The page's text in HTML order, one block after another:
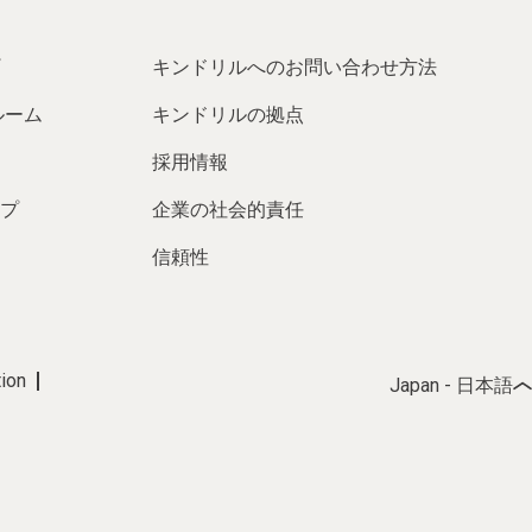
キンドリルへのお問い合わせ方法
ム キンドリルの拠点
採用情報
企業の社会的責任
信頼性
Japan - 日本語